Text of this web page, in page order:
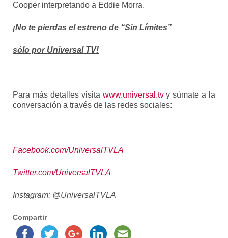
Cooper interpretando a Eddie Morra.
¡No te pierdas el estreno de “Sin Límites”
sólo por Universal TV!
Para más detalles visita www.universal.tvy súmate a la
conversación a través de las redes sociales:
Facebook.com/UniversalTVLA
Twitter.com/UniversalTVLA
Instagram: @UniversalTVLA
Compartir